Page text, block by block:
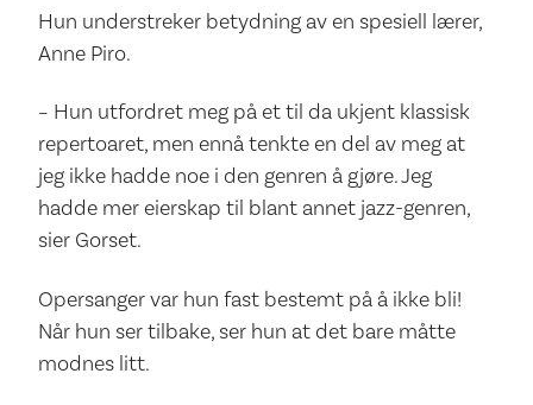
Hun understreker betydning av en spesiell lærer,
Anne Piro.
– Hun utfordret meg på et til da ukjent klassisk
repertoaret, men ennå tenkte en del av meg at
jeg ikke hadde noe i den genren å gjøre. Jeg
hadde mer eierskap til blant annet jazz-genren,
sier Gorset.
Opersanger var hun fast bestemt på å ikke bli!
Når hun ser tilbake, ser hun at det bare måtte
modnes litt.